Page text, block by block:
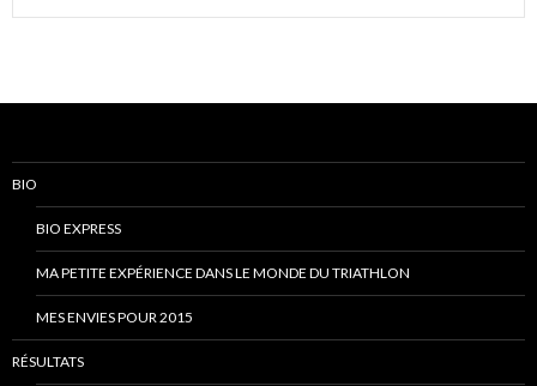
BIO
BIO EXPRESS
MA PETITE EXPÉRIENCE DANS LE MONDE DU TRIATHLON
MES ENVIES POUR 2015
RÉSULTATS